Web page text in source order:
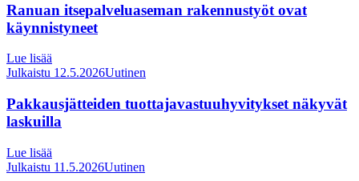
Ranuan itsepalveluaseman rakennustyöt ovat
käynnistyneet
Lue lisää
Julkaistu 12.5.2026Uutinen
Pakkausjätteiden tuottajavastuuhyvitykset näkyvät
laskuilla
Lue lisää
Julkaistu 11.5.2026Uutinen